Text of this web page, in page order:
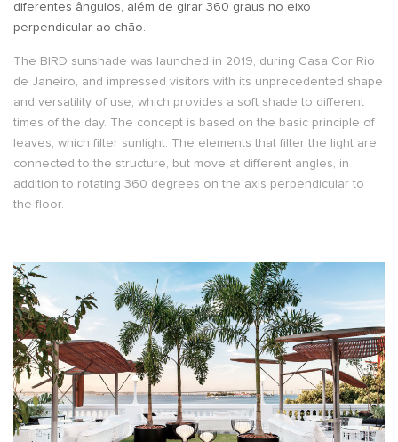
diferentes ângulos, além de girar 360 graus no eixo
perpendicular ao chão.
The BIRD sunshade was launched in 2019, during Casa Cor Rio
de Janeiro, and impressed visitors with its unprecedented shape
and versatility of use, which provides a soft shade to different
times of the day. The concept is based on the basic principle of
leaves, which filter sunlight. The elements that filter the light are
connected to the structure, but move at different angles, in
addition to rotating 360 degrees on the axis perpendicular to
the floor.